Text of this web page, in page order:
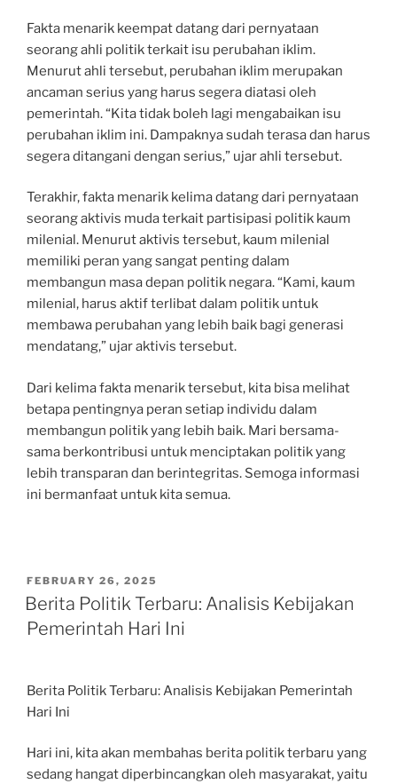
Fakta menarik keempat datang dari pernyataan
seorang ahli politik terkait isu perubahan iklim.
Menurut ahli tersebut, perubahan iklim merupakan
ancaman serius yang harus segera diatasi oleh
pemerintah. “Kita tidak boleh lagi mengabaikan isu
perubahan iklim ini. Dampaknya sudah terasa dan harus
segera ditangani dengan serius,” ujar ahli tersebut.
Terakhir, fakta menarik kelima datang dari pernyataan
seorang aktivis muda terkait partisipasi politik kaum
milenial. Menurut aktivis tersebut, kaum milenial
memiliki peran yang sangat penting dalam
membangun masa depan politik negara. “Kami, kaum
milenial, harus aktif terlibat dalam politik untuk
membawa perubahan yang lebih baik bagi generasi
mendatang,” ujar aktivis tersebut.
Dari kelima fakta menarik tersebut, kita bisa melihat
betapa pentingnya peran setiap individu dalam
membangun politik yang lebih baik. Mari bersama-
sama berkontribusi untuk menciptakan politik yang
lebih transparan dan berintegritas. Semoga informasi
ini bermanfaat untuk kita semua.
POSTED
ON
FEBRUARY 26, 2025
Berita Politik Terbaru: Analisis Kebijakan
Pemerintah Hari Ini
Berita Politik Terbaru: Analisis Kebijakan Pemerintah
Hari Ini
Hari ini, kita akan membahas berita politik terbaru yang
sedang hangat diperbincangkan oleh masyarakat, yaitu